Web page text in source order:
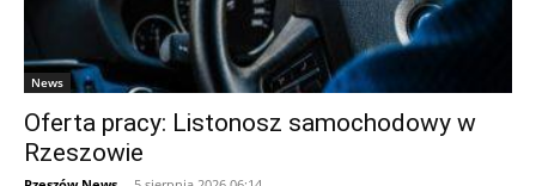
News
Oferta pracy: Listonosz samochodowy w
Rzeszowie